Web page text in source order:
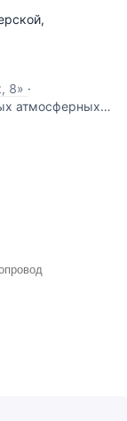
,
8» ·
атмосферных
в трёх
и ощущение